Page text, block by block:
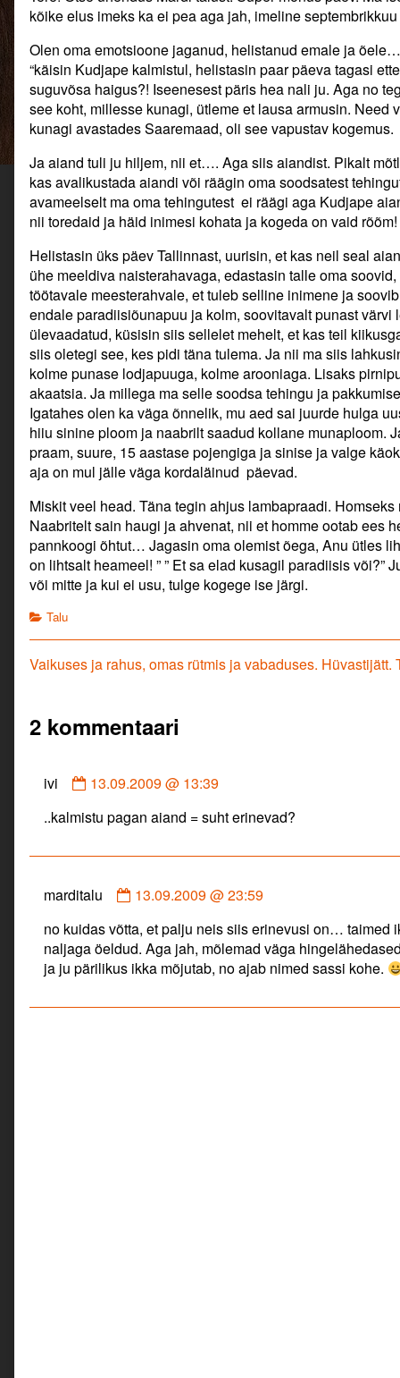
Taimed,
Paradiis.
published
on
Kudjape
kalmistu.
Oi
pagan,
Kudjape
aiand
ikka!
Taimed,
Paradiis.,
Taimed,
taimed…
Paradiis.
kõike elus imeks ka ei pea aga jah, imeline
Olen oma emotsioone jaganud, helistanud emale ja
“käisin Kudjape kalmistul, helistasin paar päeva tagasi
suguvõsa haigus?! Iseenesest päris hea nali ju. Aga no
see koht, millesse kunagi, ütleme et lausa armusin.
kunagi avastades Saaremaad, oli see vapustav kogemus.
Ja aiand tuli ju hiljem, nii et…. Aga siis aiandist. Pikalt
kas avalikustada aiandi või räägin oma soodsatest
avameelselt ma oma tehingutest ei räägi aga Kudjape
nii toredaid ja häid inimesi kohata ja kogeda on vaid rõõm!
Helistasin üks päev Tallinnast, uurisin, et kas neil seal
ühe meeldiva naisterahavaga, edastasin talle oma
töötavale meesterahvale, et tuleb selline inimene ja
endale paradiisiõunapuu ja kolm, soovitavalt punast värvi
ülevaadatud, küsisin siis sellelet mehelt, et kas teil
siis oletegi see, kes pidi täna tulema. Ja nii ma siis
kolme punase lodjapuuga, kolme arooniaga. Lisaks
akaatsia. Ja millega ma selle soodsa tehingu ja
Igatahes olen ka väga õnnelik, mu aed sai juurde hulga
hiiu sinine ploom ja naabrilt saadud kollane munaploom.
praam, suure, 15 aastase pojengiga ja sinise ja valge
aja on mul jälle väga kordaläinud päevad.
Miskit veel head. Täna tegin ahjus lambapraadi.
Naabritelt sain haugi ja ahvenat, nii et homme ootab ees
pannkoogi õhtut… Jagasin oma olemist õega, Anu ütles
on lihtsalt heameel! ” ” Et sa elad kusagil paradiisis või?”
või mitte ja kui ei usu, tulge kogege ise järgi.
Categories
Talu
Navigeerimine
Previous
Vaikuses ja rahus, omas rütmis ja vabaduses. Hüvastijätt.
2 kommentaari
ivi
Comment
ivi
on
13.09.2009 @ 13:39
..kalmistu pagan aiand = suht erinevad?
marditalu
Comment
marditalu
published
on
13.09.2009 @ 23:59
no kuidas võtta, et palju neis siis erinevusi on…
naljaga öeldud. Aga jah, mõlemad väga
ja ju pärilikus ikka mõjutab, no ajab nimed sassi kohe.